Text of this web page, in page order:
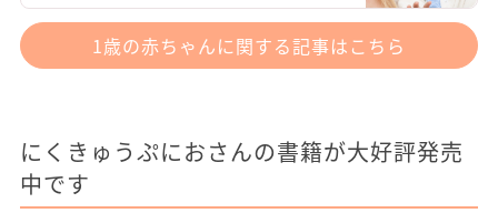
1歳の赤ちゃんに関する記事はこちら
にくきゅうぷにおさんの書籍が大好評発売
中です